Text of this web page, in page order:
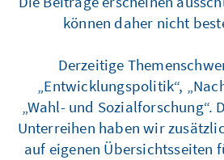
können daher nicht
Derzeitige
„Entwicklungspolitik“,
„Wahl- und Sozialforschung“.
Unterreihen haben wir
auf eigenen Übersichtsseiten